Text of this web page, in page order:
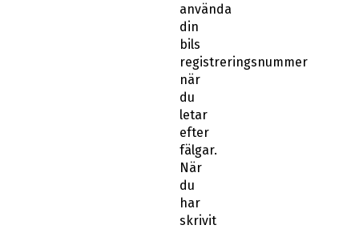
använda
din
bils
registreringsnummer
när
du
letar
efter
fälgar.
När
du
har
skrivit